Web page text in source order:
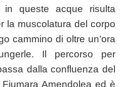
queste acque risulta
la muscolatura del corpo
cammino di oltre un’ora
Il percorso per
dalla confluenza del
Amendolea ed è